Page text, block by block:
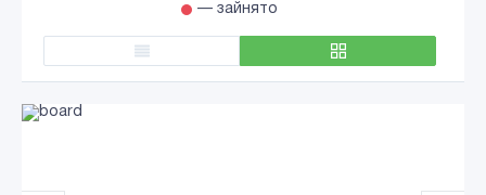
— зайнято